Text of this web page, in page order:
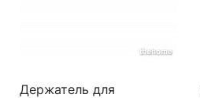
Держатель для